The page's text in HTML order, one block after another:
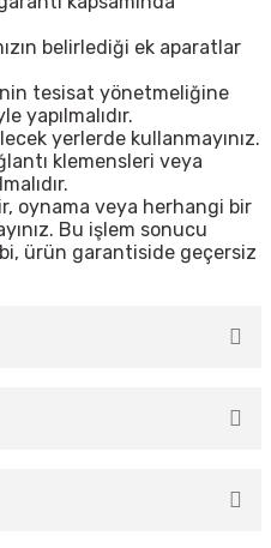
belirlediği ek aparatlar
tesisat yönetmeliğine
yapılmalıdır.
yerlerde kullanmayınız.
klemensleri veya
oynama veya herhangi bir
Bu işlem sonucu
ürün garantiside geçersiz